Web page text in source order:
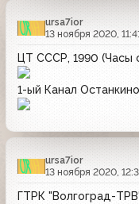
ursa7ior
13 ноября 2020,
ЦТ СССР, 1990 (Часы
1-ый Канал
ursa7ior
13 ноября 2020,
ГТРК "Волгоград-